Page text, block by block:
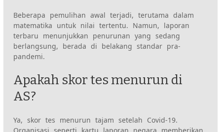
Beberapa pemulihan awal terjadi, terutama dalam
matematika untuk nilai tertentu. Namun, laporan
terbaru menunjukkan penurunan yang sedang
berlangsung, berada di belakang standar pra-
pandemi.
Apakah skor tes menurun di
AS?
Ya, skor tes menurun tajam setelah Covid-19.